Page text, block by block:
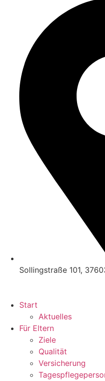
Sollingstraße 101,
Start
Aktuelles
Für Eltern
Ziele
Qualität
Versicherung